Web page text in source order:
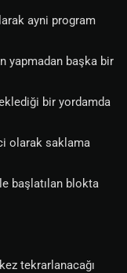
ayni program
yapmadan başka bir
bir yordamda
olarak saklama
başlatılan blokta
tekrarlanacağı